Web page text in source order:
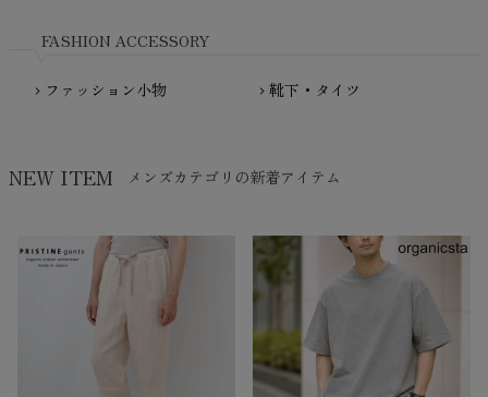
FASHION ACCESSORY
chevron_right ファッション小物 chevron_right 靴下・タイツ
NEW ITEM メンズカテゴリの新着アイテム